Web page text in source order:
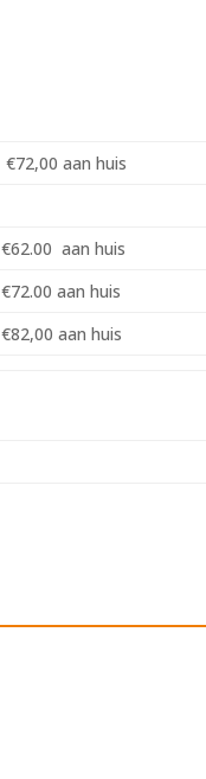
€72,00 aan huis
€62.00 aan huis
€72.00 aan huis
€82,00 aan huis